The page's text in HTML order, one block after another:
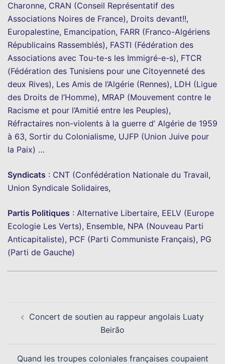
Charonne, CRAN (Conseil Représentatif des
Associations Noires de France), Droits devant!!,
Europalestine, Emancipation, FARR (Franco-Algériens
Républicains Rassemblés), FASTI (Fédération des
Associations avec Tou-te-s les Immigré-e-s), FTCR
(Fédération des Tunisiens pour une Citoyenneté des
deux Rives), Les Amis de l’Algérie (Rennes), LDH (Ligue
des Droits de l’Homme), MRAP (Mouvement contre le
Racisme et pour l’Amitié entre les Peuples),
Réfractaires non-violents à la guerre d’ Algérie de 1959
à 63, Sortir du Colonialisme, UJFP (Union Juive pour
la Paix) …
Syndicats : CNT (Confédération Nationale du Travail,
Union Syndicale Solidaires,
Partis Politiques : Alternative Libertaire, EELV (Europe
Ecologie Les Verts), Ensemble, NPA (Nouveau Parti
Anticapitaliste), PCF (Parti Communiste Français), PG
(Parti de Gauche)
d’article
Concert de soutien au rappeur angolais Luaty
Beirão
Quand les troupes coloniales françaises coupaient